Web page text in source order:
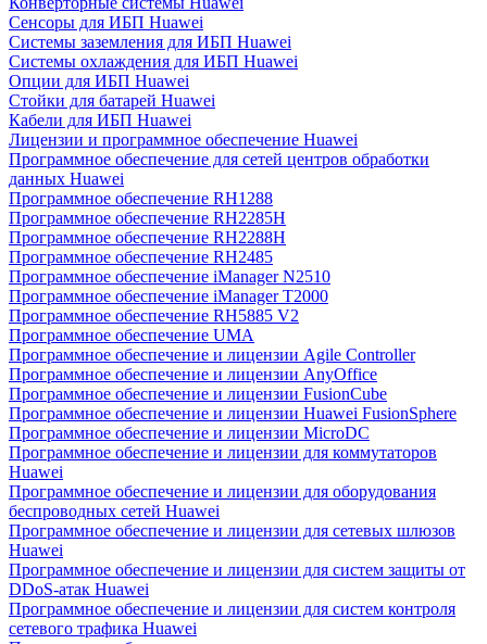
Сенсоры для ИБП Huawei
Системы заземления для ИБП Huawei
Системы охлаждения для ИБП Huawei
Опции для ИБП Huawei
Стойки для батарей Huawei
Кабели для ИБП Huawei
Лицензии и программное обеспечение Huawei
Программное обеспечение для сетей центров обработки
данных Huawei
Программное обеспечение RH1288
Программное обеспечение RH2285H
Программное обеспечение RH2288H
Программное обеспечение RH2485
Программное обеспечение iManager N2510
Программное обеспечение iManager T2000
Программное обеспечение RH5885 V2
Программное обеспечение UMA
Программное обеспечение и лицензии Agile Controller
Программное обеспечение и лицензии AnyOffice
Программное обеспечение и лицензии FusionCube
Программное обеспечение и лицензии Huawei FusionSphere
Программное обеспечение и лицензии MicroDC
Программное обеспечение и лицензии для коммутаторов
Huawei
Программное обеспечение и лицензии для оборудования
беспроводных сетей Huawei
Программное обеспечение и лицензии для сетевых шлюзов
Huawei
Программное обеспечение и лицензии для систем защиты от
DDoS-атак Huawei
Программное обеспечение и лицензии для систем контроля
сетевого трафика Huawei